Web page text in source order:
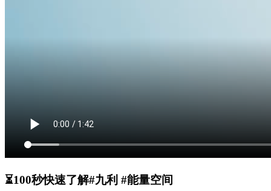
⏳100秒快速了解#九利 #能量空间